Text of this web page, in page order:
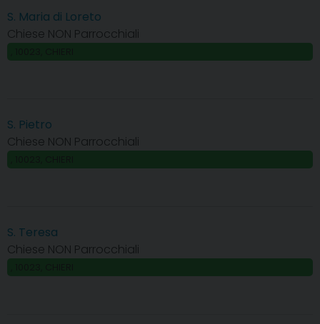
S. Maria di Loreto
Chiese NON Parrocchiali
S. Pietro
Chiese NON Parrocchiali
S. Teresa
Chiese NON Parrocchiali